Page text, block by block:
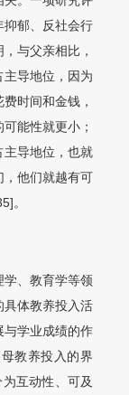
抑郁、反社会行
与父亲相比，
导地位，因为
时间和金钱，
能性就更小；
主导地位，也就
，他们就越有可
。
学、教育学等领
具体教养投入活
与学业成绩的作
教养投入的界
互动性、可及